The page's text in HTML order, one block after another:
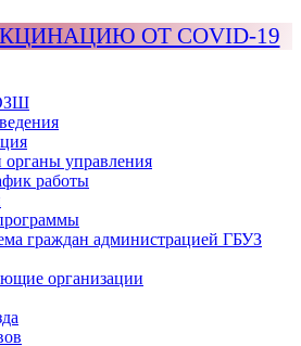
ОТ COVID-19
органы управления
работы
граждан администрацией ГБУЗ
организации